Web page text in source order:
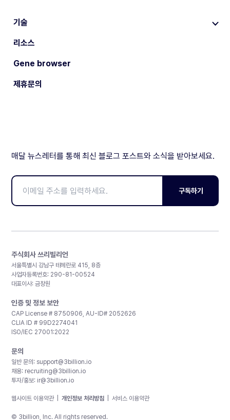
기술
리소스
Gene browser
제휴문의
매달 뉴스레터를 통해 최신 블로그 포스트와 소식을 받아보세요.
구독하기
주식회사 쓰리빌리언
서울특별시 강남구 테헤란로 415, 8층
사업자등록번호: 290-81-00524
대표이사: 금창원
인증 및 정보 보안
CAP License # 8750906, AU-ID# 2052626
CLIA ID # 99D2274041
ISO/IEC 27001:2022
문의
일반 문의: support@3billion.io
채용: recruiting@3billion.io
투자/홍보: ir@3billion.io
웹사이트 이용약관 개인정보 처리방침 서비스 이용약관
© 3billion, Inc. All rights reserved.